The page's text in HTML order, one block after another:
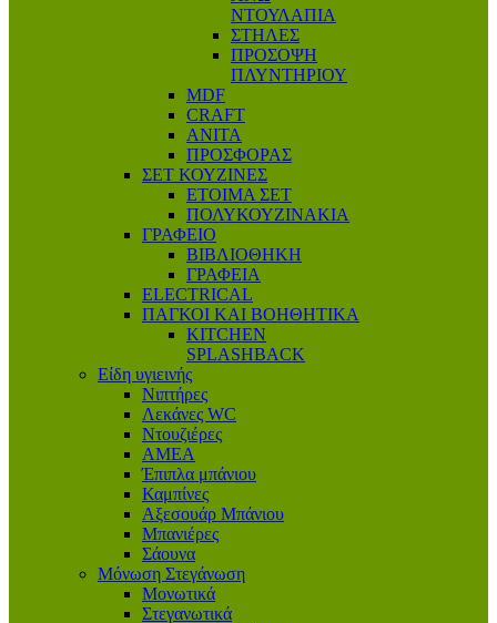
ΝΤΟΥΛΑΠΙΑ
ΣΤΗΛΕΣ
ΠΡΟΣΟΨΗ
ΠΛΥΝΤΗΡΙΟΥ
MDF
CRAFT
ANITA
ΠΡΟΣΦΟΡΑΣ
ΣΕΤ ΚΟΥΖΙΝΕΣ
ΕΤΟΙΜΑ ΣΕΤ
ΠΟΛΥΚΟΥΖΙΝΑΚΙΑ
ΓΡΑΦΕΙΟ
ΒΙΒΛΙΟΘΗΚΗ
ΓΡΑΦΕΙΑ
ELECTRICAL
ΠΑΓΚΟΙ ΚΑΙ ΒΟΗΘΗΤΙΚΑ
KITCHEN
SPLASHBACK
Είδη υγιεινής
Νιπτήρες
Λεκάνες WC
Ντουζιέρες
ΑΜΕΑ
Έπιπλα μπάνιου
Καμπίνες
Αξεσουάρ Μπάνιου
Μπανιέρες
Σάουνα
Μόνωση Στεγάνωση
Μονωτικά
Στεγανωτικά